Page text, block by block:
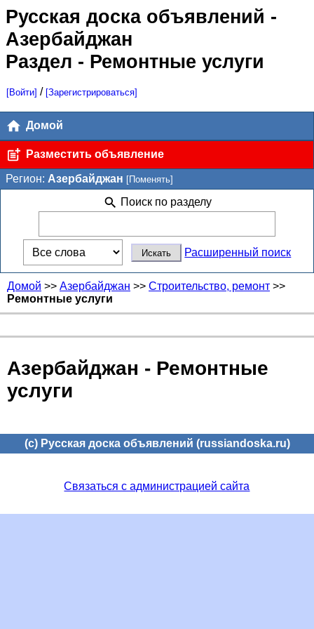
Русская доска объявлений -
Азербайджан
Раздел - Ремонтные услуги
[Войти] / [Зарегистрироваться]
Домой
Разместить объявление
Регион: Азербайджан [Поменять]
Поиск по разделу
Расширенный поиск
Домой >> Азербайджан >> Строительство, ремонт >>
Ремонтные услуги
Азербайджан - Ремонтные
услуги
(c) Русская доска объявлений (russiandoska.ru)
Связаться с администрацией сайта